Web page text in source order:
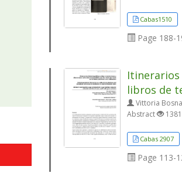
Cabas1510
Page 188-
libros de
Vittoria
Abstract
Cabas 2907
Page 113-